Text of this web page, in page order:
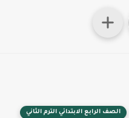
الصف الرابع الابتدائي الترم الثاني